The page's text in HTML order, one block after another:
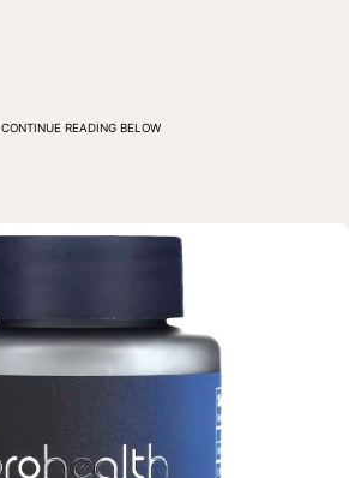
CONTINUE READING BELOW